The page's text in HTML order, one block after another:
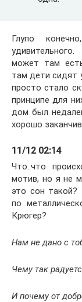
Глупо
может там
там дети сидят
просто стало
принципе для
дом был
хорошо
11/12 02:14
Что..что
мотив, но я не
это сон такой?
по
Крюгер?
Нам не дано с
Чему так
И почему от